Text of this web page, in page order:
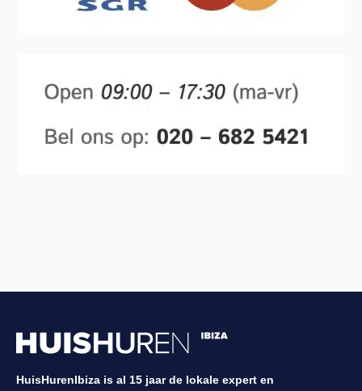
HuisHurenIbiza is al 15 jaar de lokale expert en